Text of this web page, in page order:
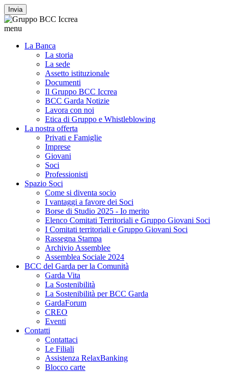
Invia
menu
La Banca
La storia
La sede
Assetto istituzionale
Documenti
Il Gruppo BCC Iccrea
BCC Garda Notizie
Lavora con noi
Etica di Gruppo e Whistleblowing
La nostra offerta
Privati e Famiglie
Imprese
Giovani
Soci
Professionisti
Spazio Soci
Come si diventa socio
I vantaggi a favore dei Soci
Borse di Studio 2025 - Io merito
Elenco Comitati Territoriali e Gruppo Giovani Soci
I Comitati territoriali e Gruppo Giovani Soci
Rassegna Stampa
Archivio Assemblee
Assemblea Sociale 2024
BCC del Garda per la Comunità
Garda Vita
La Sostenibilità
La Sostenibilità per BCC Garda
GardaForum
CREO
Eventi
Contatti
Contattaci
Le Filiali
Assistenza RelaxBanking
Blocco carte